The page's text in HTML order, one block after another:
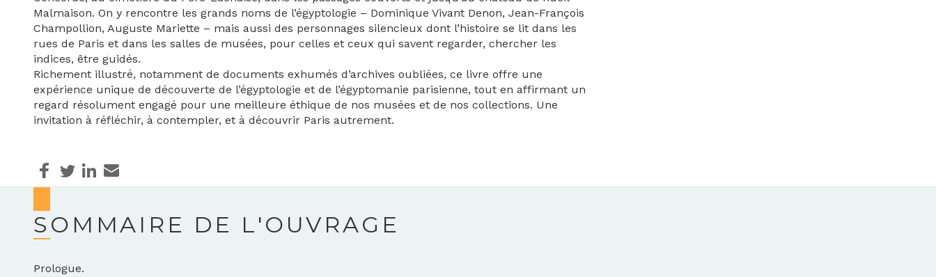
Malmaison. On y rencontre les grands noms de l’égyptologie – Dominique Vivant Denon, Jean-François
Champollion, Auguste Mariette – mais aussi des personnages silencieux dont l’histoire se lit dans les
rues de Paris et dans les salles de musées, pour celles et ceux qui savent regarder, chercher les
indices, être guidés.
Richement illustré, notamment de documents exhumés d’archives oubliées, ce livre offre une
expérience unique de découverte de l’égyptologie et de l’égyptomanie parisienne, tout en affirmant un
regard résolument engagé pour une meilleure éthique de nos musées et de nos collections. Une
invitation à réfléchir, à contempler, et à découvrir Paris autrement.
SOMMAIRE DE L'OUVRAGE
Prologue.